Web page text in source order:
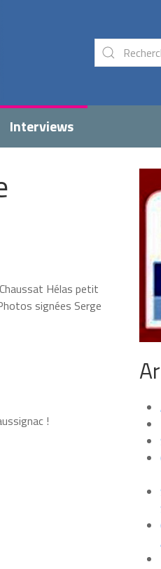
Interviews
Hélas petit
signées Serge
!